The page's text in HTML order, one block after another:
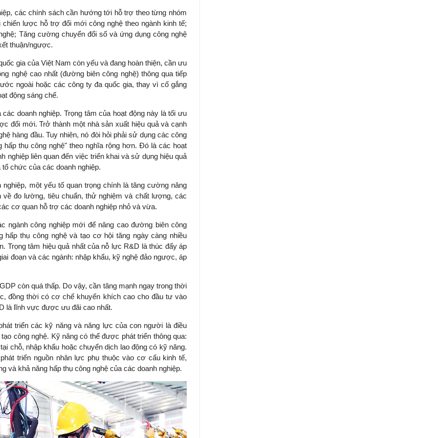
các chính sách cần hướng tới hỗ trợ theo từng nhóm
lược hỗ trợ đổi mới công nghệ theo ngành kinh tế;
Tăng cường chuyển đổi số và ứng dụng công nghệ
thuận/ngược.
gia của Việt Nam còn yếu và đang hoàn thiện, cần ưu
nghệ cao nhất (đường biên công nghệ) thông qua tiếp
ngoài hoặc các công ty đa quốc gia, thay vì cố gắng
động sáng chế.
doanh nghiệp. Trọng tâm của hoạt động này là tối ưu
đổi mới. Trở thành một nhà sản xuất hiệu quả và cạnh
hàng đầu. Tuy nhiên, nó đòi hỏi phải sử dụng các công
hấp thụ công nghệ" theo nghĩa rộng hơn. Đó là các hoạt
nghiệp liên quan đến việc triển khai và sử dụng hiệu quả
chức của các doanh nghiệp.
một yếu tố quan trọng chính là tăng cường năng
đo lường, tiêu chuẩn, thử nghiệm và chất lượng, các
cơ quan hỗ trợ các doanh nghiệp nhỏ và vừa.
ngành công nghiệp mới để nâng cao đường biên công
hấp thụ công nghệ và tạo cơ hội tăng ngày càng nhiều
Trọng tâm hiệu quả nhất của nỗ lực R&D là thúc đẩy áp
đoạn và các ngành: nhập khẩu, kỹ nghệ đảo ngược, áp
còn quá thấp. Do vậy, cần tăng mạnh ngay trong thời
đồng thời có cơ chế khuyến khích cao cho đầu tư vào
là lĩnh vực được ưu đãi cao nhất.
triển các kỹ năng và năng lực của con người là điều
công nghệ. Kỹ năng có thể được phát triển thông qua:
chỗ, nhập khẩu hoặc chuyển dịch lao động có kỹ năng.
triển nguồn nhân lực phụ thuộc vào cơ cấu kinh tế,
khả năng hấp thụ công nghệ của các doanh nghiệp.